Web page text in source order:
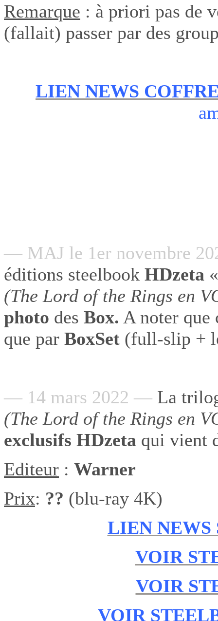
Remarque : à priori pas de
(fallait) passer par des
LIEN NEWS
— MAJ le 1er novembre
éditions steelbook HDzeta
(The Lord of the Rings en
photo des Box. A noter que
que par BoxSet (full-slip +
— 14 mars 2022 — La
(The Lord of the Rings en
exclusifs HDzeta qui vient
Editeur : Warner
Prix: ?? (blu-ray 4K)
LIEN NEWS
VOIR
VOIR
VOIR